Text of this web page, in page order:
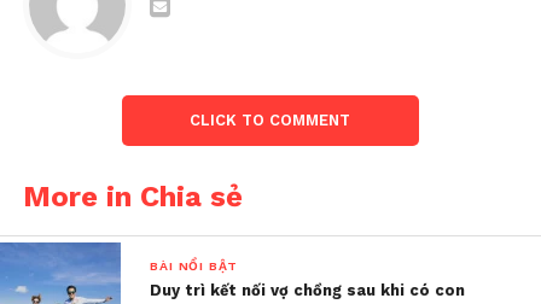
Sau khi kết hôn, chị B sống chung với gia đình
ba mẹ chị gửi lên – những trái cây, rau củ nhà
trồng, trứng gà sạch – lại trở thành đề tài chê bai
giun sán! Nhìn man rợ quá!” – những câu nói ấy
không chỉ khiến chị B tổn thương mà còn làm ba
mẹ chị buồn lòng.
CLICK TO COMMENT
More in Chia sẻ
BÀI NỔI BẬT
Duy trì kết nối vợ chồng sau khi có con